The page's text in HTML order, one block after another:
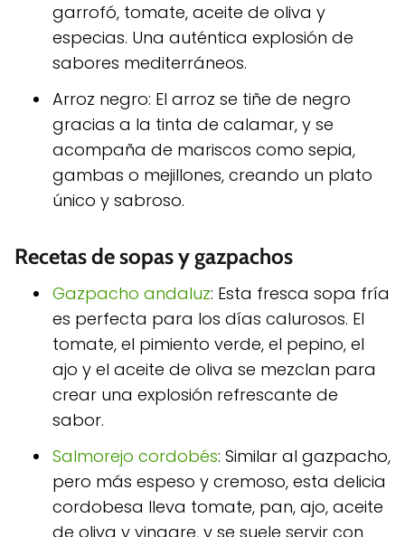
garrofó, tomate, aceite de oliva y
especias. Una auténtica explosión de
sabores mediterráneos.
Arroz negro: El arroz se tiñe de negro
gracias a la tinta de calamar, y se
acompaña de mariscos como sepia,
gambas o mejillones, creando un plato
único y sabroso.
Recetas de sopas y gazpachos
Gazpacho andaluz: Esta fresca sopa fría
es perfecta para los días calurosos. El
tomate, el pimiento verde, el pepino, el
ajo y el aceite de oliva se mezclan para
crear una explosión refrescante de
sabor.
Salmorejo cordobés: Similar al gazpacho,
pero más espeso y cremoso, esta delicia
cordobesa lleva tomate, pan, ajo, aceite
de oliva y vinagre, y se suele servir con